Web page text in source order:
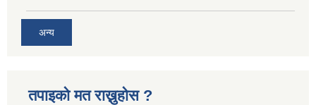
अन्य
तपाइको मत राख्नुहोस ?